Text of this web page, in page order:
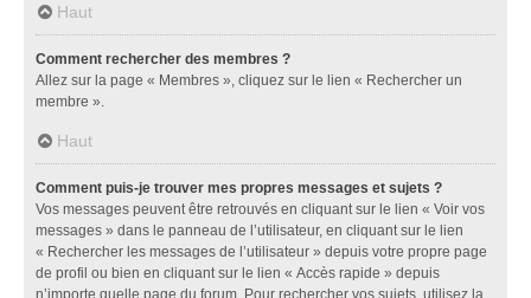
Haut
Comment rechercher des membres ?
Allez sur la page « Membres », cliquez sur le lien « Rechercher un
membre ».
Haut
Comment puis-je trouver mes propres messages et sujets ?
Vos messages peuvent être retrouvés en cliquant sur le lien « Voir vos
messages » dans le panneau de l’utilisateur, en cliquant sur le lien
« Rechercher les messages de l’utilisateur » depuis votre propre page
de profil ou bien en cliquant sur le lien « Accès rapide » depuis
n’importe quelle page du forum. Pour rechercher vos sujets, utilisez la